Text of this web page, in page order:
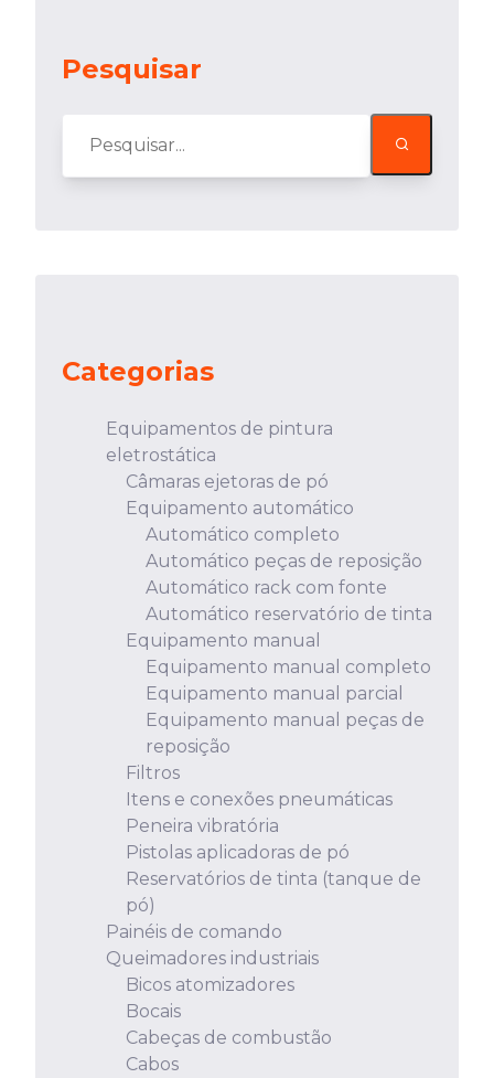
Pesquisar
Categorias
Equipamentos de pintura
eletrostática
Câmaras ejetoras de pó
Equipamento automático
Automático completo
Automático peças de reposição
Automático rack com fonte
Automático reservatório de tinta
Equipamento manual
Equipamento manual completo
Equipamento manual parcial
Equipamento manual peças de
reposição
Filtros
Itens e conexões pneumáticas
Peneira vibratória
Pistolas aplicadoras de pó
Reservatórios de tinta (tanque de
pó)
Painéis de comando
Queimadores industriais
Bicos atomizadores
Bocais
Cabeças de combustão
Cabos